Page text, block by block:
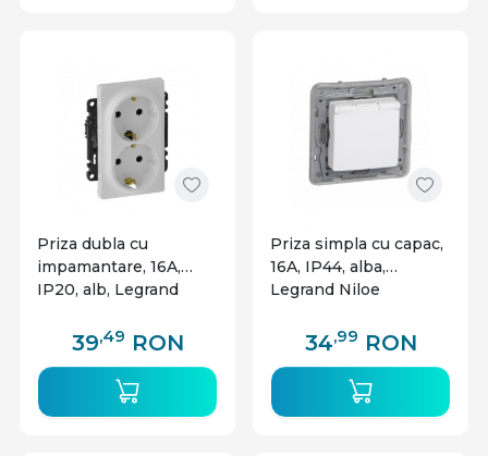
Priza dubla cu
impamantare, 16A,
IP20, alb, Legrand
39,49 RON
Priza simpla cu capac,
16A, IP44, alba,
Legrand Niloe
34,99 RON